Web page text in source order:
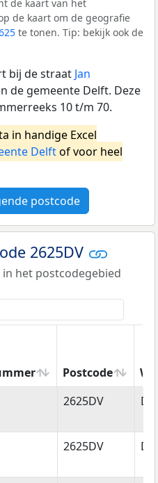
de kaart van het
de kaart om de geografie
te tonen. Tip: bekijk ook de
bij de straat Jan
de gemeente Delft. Deze
10 t/m 70.
in handige Excel
Delftof voor heel
postcode
2625DV
in het postcodegebied
Postcode
Postcode
2625DV
2625DV